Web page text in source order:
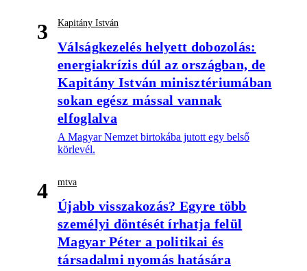
3 Kapitány István
Válságkezelés helyett dobozolás:
energiakrízis dúl az országban, de
Kapitány István minisztériumában
sokan egész mással vannak
elfoglalva
A Magyar Nemzet birtokába jutott egy belső
körlevél.
4 mtva
Újabb visszakozás? Egyre több
személyi döntését írhatja felül
Magyar Péter a politikai és
társadalmi nyomás hatására